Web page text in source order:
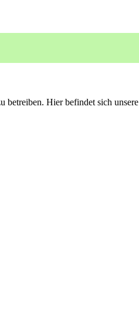
betreiben. Hier befindet sich unsere